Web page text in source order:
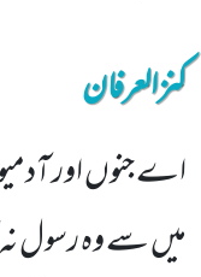
کنزالعرفان
اے جنوں اور
میں سے وہ رسول